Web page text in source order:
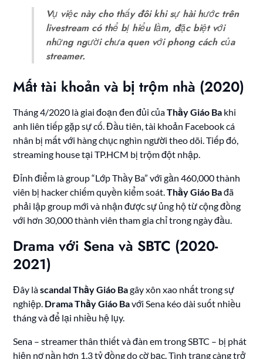
Vụ việc này cho thấy đôi khi sự hài hước trên
livestream có thể bị hiểu lầm, đặc biệt với
những người chưa quen với phong cách của
streamer.
Mất tài khoản và bị trộm nhà (2020)
Tháng 4/2020 là giai đoạn đen đủi củaThầy Giáo Ba khi
anh liên tiếp gặp sự cố. Đầu tiên, tài khoản Facebook cá
nhân bị mất với hàng chục nghìn người theo dõi. Tiếp đó,
streaming house tại TP.HCM bị trộm đột nhập.
Đỉnh điểm là group “Lớp Thầy Ba” với gần 460,000 thành
viên bị hacker chiếm quyền kiểm soát.Thầy Giáo Bađã
phải lập group mới và nhận được sự ủng hộ từ cộng đồng
với hơn 30,000 thành viên tham gia chỉ trong ngày đầu.
Drama với Sena và SBTC (2020-
2021)
Đây làscandal Thầy Giáo Bagây xôn xao nhất trong sự
nghiệp. Drama Thầy Giáo Bavới Sena kéo dài suốt nhiều
tháng và để lại nhiều hệ lụy.
Sena – streamer thân thiết và đàn em trong SBTC – bị phát
hiện nợ nần hơn 1,3 tỷ đồng do cờ bạc. Tình trạng càng trở